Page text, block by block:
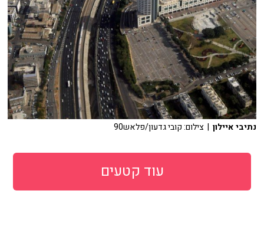
נתיבי איילון | צילום: קובי גדעון/פלאש90
עוד קטעים